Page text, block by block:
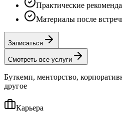
Практические
Материалы после
Записаться
Смотреть все услуги
Буткемп, менторство,
другое
Карьера